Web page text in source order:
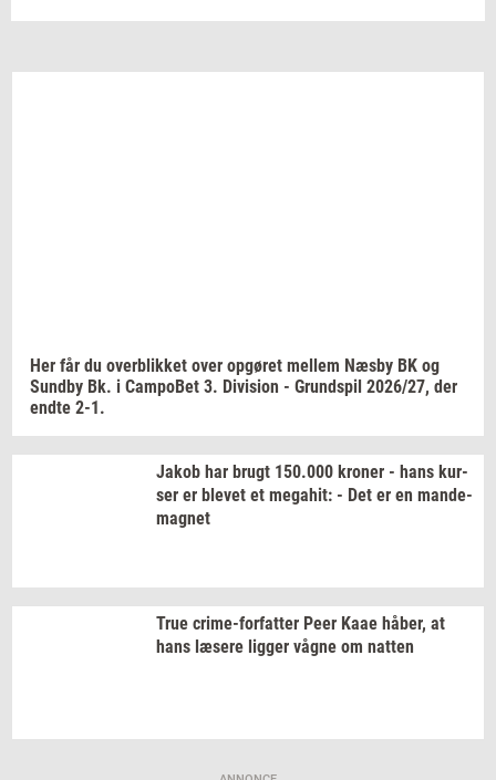
Her får du over­blik­ket over op­gø­ret mel­lem Næsby BK og
Sund­by Bk. i Cam­po­Bet 3. Di­vi­sion - Grund­spil 2026/27, der
endte 2-1.
Jakob har brugt 150.000 kro­ner - hans kur­
ser er ble­vet et me­ga­hit: - Det er en mande-​
magnet
True crime-​forfatter Peer Kaae håber, at
hans læ­se­re lig­ger vågne om nat­ten